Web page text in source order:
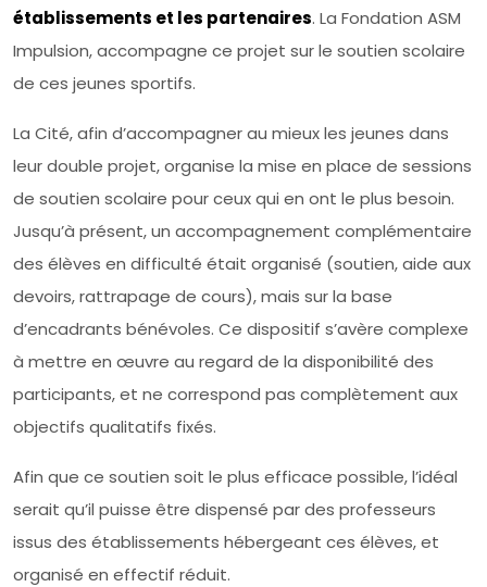
établissements et les partenaires. La Fondation ASM
Impulsion, accompagne ce projet sur le soutien scolaire
de ces jeunes sportifs.
La Cité, afin d’accompagner au mieux les jeunes dans
leur double projet, organise la mise en place de sessions
de soutien scolaire pour ceux qui en ont le plus besoin.
Jusqu’à présent, un accompagnement complémentaire
des élèves en difficulté était organisé (soutien, aide aux
devoirs, rattrapage de cours), mais sur la base
d’encadrants bénévoles. Ce dispositif s’avère complexe
à mettre en œuvre au regard de la disponibilité des
participants, et ne correspond pas complètement aux
objectifs qualitatifs fixés.
Afin que ce soutien soit le plus efficace possible, l’idéal
serait qu’il puisse être dispensé par des professeurs
issus des établissements hébergeant ces élèves, et
organisé en effectif réduit.